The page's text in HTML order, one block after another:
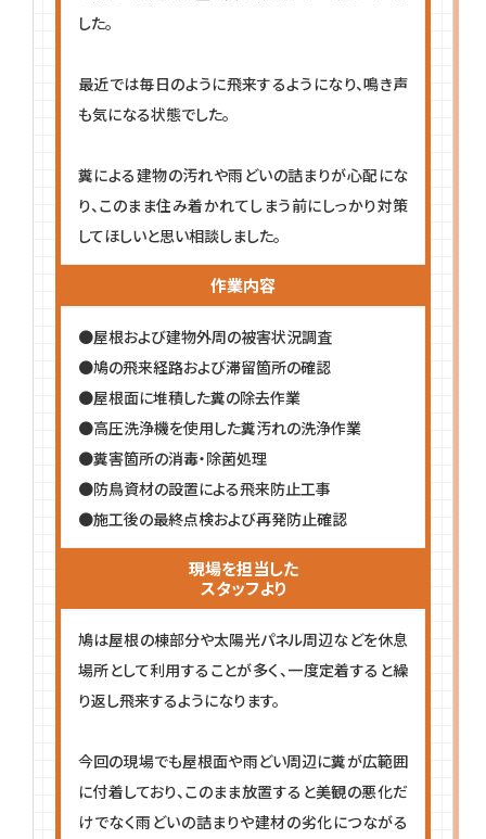
した。
最近では毎日のように飛来するようになり、鳴き声
も気になる状態でした。
糞による建物の汚れや雨どいの詰まりが心配にな
り、このまま住み着かれてしまう前にしっかり対策
してほしいと思い相談しました。
作業内容
●屋根および建物外周の被害状況調査
●鳩の飛来経路および滞留箇所の確認
●屋根面に堆積した糞の除去作業
●高圧洗浄機を使用した糞汚れの洗浄作業
●糞害箇所の消毒・除菌処理
●防鳥資材の設置による飛来防止工事
●施工後の最終点検および再発防止確認
現場を担当した
スタッフより
鳩は屋根の棟部分や太陽光パネル周辺などを休息
場所として利用することが多く、一度定着すると繰
り返し飛来するようになります。
今回の現場でも屋根面や雨どい周辺に糞が広範囲
に付着しており、このまま放置すると美観の悪化だ
けでなく雨どいの詰まりや建材の劣化につながる